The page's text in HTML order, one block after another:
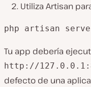
Utiliza Artisan
php artisan serve
Tu app debería
http://
defecto de una